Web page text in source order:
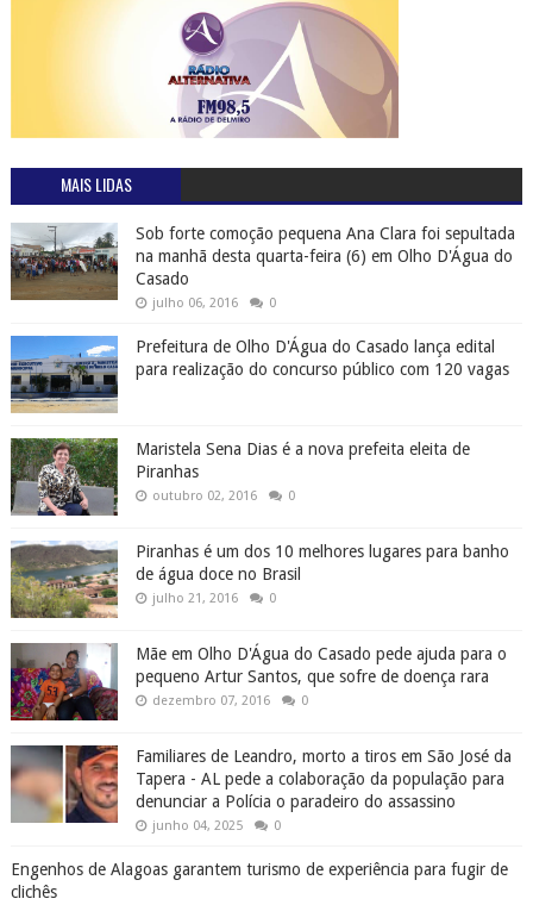
MAIS LIDAS
Sob forte comoção pequena Ana Clara foi sepultada
na manhã desta quarta-feira (6) em Olho D'Água do
Casado
julho 06, 2016 0
Prefeitura de Olho D'Água do Casado lança edital
para realização do concurso público com 120 vagas
Maristela Sena Dias é a nova prefeita eleita de
Piranhas
outubro 02, 2016 0
Piranhas é um dos 10 melhores lugares para banho
de água doce no Brasil
julho 21, 2016 0
Mãe em Olho D'Água do Casado pede ajuda para o
pequeno Artur Santos, que sofre de doença rara
dezembro 07, 2016 0
Familiares de Leandro, morto a tiros em São José da
Tapera - AL pede a colaboração da população para
denunciar a Polícia o paradeiro do assassino
junho 04, 2025 0
Engenhos de Alagoas garantem turismo de experiência para fugir de
clichês